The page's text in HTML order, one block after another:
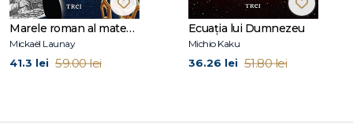
Marele roman al matematicii. Din preistorie în zilele noastre
Mickaël Launay
41.3 lei 59.00 lei
Ecuația lui Dumnezeu
Michio Kaku
36.26 lei 51.80 lei